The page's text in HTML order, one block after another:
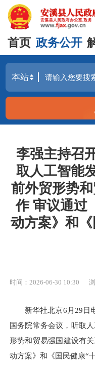
首页 政务公开
李强主持召
取人工智能
前外贸形势
作 审议通过
动方案》和
时间：2026-06-30 10:30
新华社北京6月29日
国务院常务会议，听取
形势和贸易强国建设有
动方案》和《国民健康“